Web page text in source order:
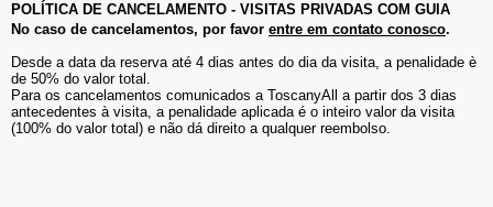
POLÍTICA DE CANCELAMENTO - VISITAS PRIVADAS COM GUIA
No caso de cancelamentos, por favor entre em contato conosco.
Desde a data da reserva até 4 dias antes do dia da visita, a penalidade è
de 50% do valor total.
Para os cancelamentos comunicados a ToscanyAll a partir dos 3 dias
antecedentes à visita, a penalidade aplicada é o inteiro valor da visita
(100% do valor total) e não dá direito a qualquer reembolso.